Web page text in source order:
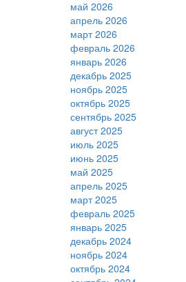
май 2026
апрель 2026
март 2026
февраль 2026
январь 2026
декабрь 2025
ноябрь 2025
октябрь 2025
сентябрь 2025
август 2025
июль 2025
июнь 2025
май 2025
апрель 2025
март 2025
февраль 2025
январь 2025
декабрь 2024
ноябрь 2024
октябрь 2024